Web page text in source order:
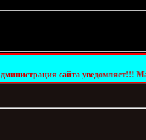
уведомляет!!! Материалы